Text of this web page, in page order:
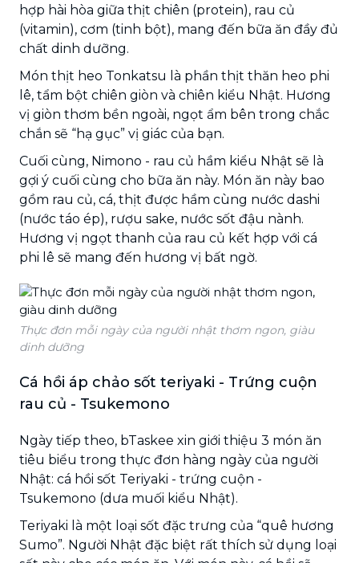
hợp hài hòa giữa thịt chiên (protein), rau củ
(vitamin), cơm (tinh bột), mang đến bữa ăn đầy đủ
chất dinh dưỡng.
Món thịt heo Tonkatsu là phần thịt thăn heo phi
lê, tẩm bột chiên giòn và chiên kiểu Nhật. Hương
vị giòn thơm bền ngoài, ngọt ẩm bên trong chắc
chắn sẽ “hạ gục” vị giác của bạn.
Cuối cùng, Nimono - rau củ hầm kiểu Nhật sẽ là
gợi ý cuối cùng cho bữa ăn này. Món ăn này bao
gồm rau củ, cá, thịt được hầm cùng nước dashi
(nước táo ép), rượu sake, nước sốt đậu nành.
Hương vị ngọt thanh của rau củ kết hợp với cá
phi lê sẽ mang đến hương vị bất ngờ.
Thực đơn mỗi ngày của người nhật thơm ngon, giàu
dinh dưỡng
Cá hồi áp chảo sốt teriyaki - Trứng cuộn
rau củ - Tsukemono
Ngày tiếp theo, bTaskee xin giới thiệu 3 món ăn
tiêu biểu trong thực đơn hàng ngày của người
Nhật: cá hồi sốt Teriyaki - trứng cuộn -
Tsukemono (dưa muối kiểu Nhật).
Teriyaki là một loại sốt đặc trưng của “quê hương
Sumo”. Người Nhật đặc biệt rất thích sử dụng loại